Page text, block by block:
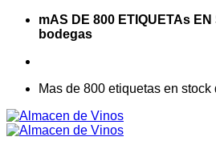
Saltar mAS DE 800 ETIQUETAs
bodegas
Mas de 800 etiquetas en